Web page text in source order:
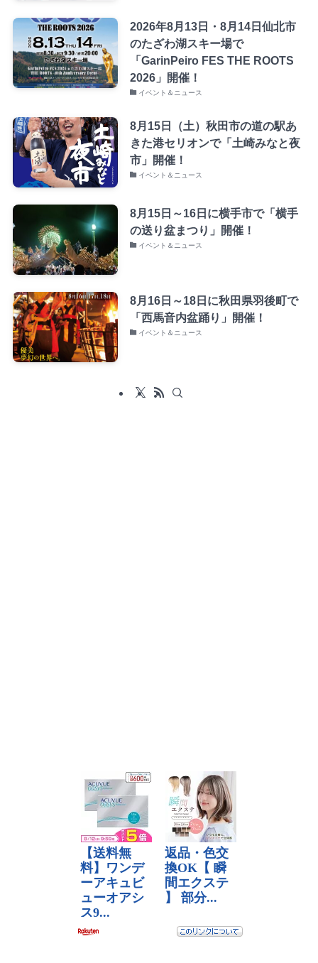
2026年8月13日・8月14日仙北市
のたざわ湖スキー場で
「GarinPeiro FES THE ROOTS
2026」開催！
イベント＆ニュース
8月15日（土）秋田市の道の駅あ
きた港セリオンで「土崎みなと夜
市」開催！
イベント＆ニュース
8月15日～16日に横手市で「横手
の送り盆まつり」開催！
イベント＆ニュース
8月16日～18日に秋田県羽後町で
「西馬音内盆踊り」開催！
イベント＆ニュース